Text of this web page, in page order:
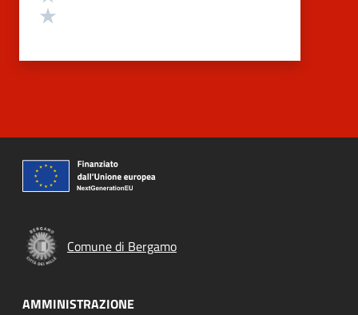
Comune di Bergamo
AMMINISTRAZIONE